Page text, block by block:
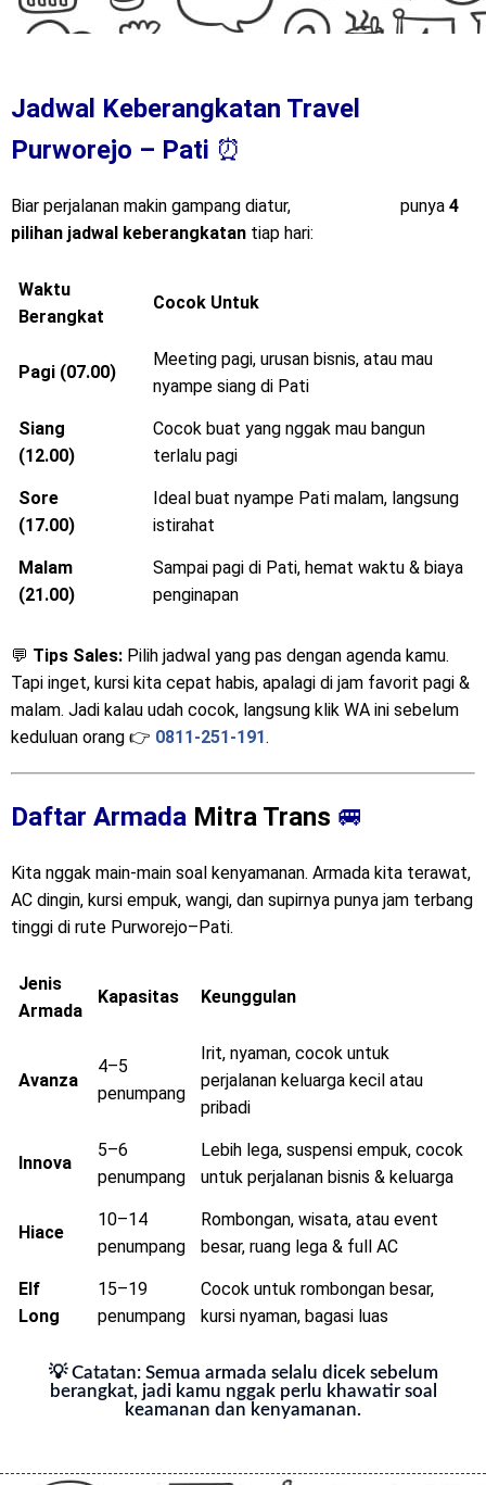
Jadwal Keberangkatan Travel
Purworejo – Pati ⏰
Biar perjalanan makin gampang diatur, punya 4
pilihan jadwal keberangkatan tiap hari:
Waktu
Berangkat
Cocok Untuk
Pagi (07.00)
Meeting pagi, urusan bisnis, atau mau
nyampe siang di Pati
Siang
(12.00)
Cocok buat yang nggak mau bangun
terlalu pagi
Sore
(17.00)
Ideal buat nyampe Pati malam, langsung
istirahat
Malam
(21.00)
Sampai pagi di Pati, hemat waktu & biaya
penginapan
💬 Tips Sales: Pilih jadwal yang pas dengan agenda kamu.
Tapi inget, kursi kita cepat habis, apalagi di jam favorit pagi &
malam. Jadi kalau udah cocok, langsung klik WA ini sebelum
keduluan orang 👉 0811-251-191.
Daftar Armada Mitra Trans 🚐
Kita nggak main-main soal kenyamanan. Armada kita terawat,
AC dingin, kursi empuk, wangi, dan supirnya punya jam terbang
tinggi di rute Purworejo–Pati.
Jenis
Armada
Kapasitas Keunggulan
Avanza
4–5
penumpang
Irit, nyaman, cocok untuk
perjalanan keluarga kecil atau
pribadi
Innova
5–6
penumpang
Lebih lega, suspensi empuk, cocok
untuk perjalanan bisnis & keluarga
Hiace
10–14
penumpang
Rombongan, wisata, atau event
besar, ruang lega & full AC
Elf
Long
15–19
penumpang
Cocok untuk rombongan besar,
kursi nyaman, bagasi luas
💡 Catatan: Semua armada selalu dicek sebelum
berangkat, jadi kamu nggak perlu khawatir soal
keamanan dan kenyamanan.